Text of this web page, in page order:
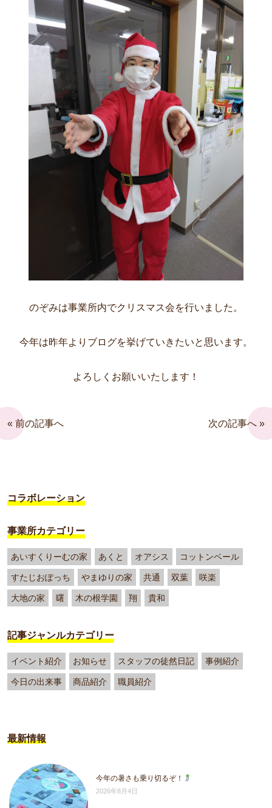
のぞみは事業所内でクリスマス会を行いました。
今年は昨年よりブログを挙げていきたいと思います。
よろしくお願いいたします！
« 前の記事へ 次の記事へ »
コラボレーション
事業所カテゴリー
あいすくりーむの家 あくと オアシス コットンベール
すたじおぽっち やまゆりの家 共通 双葉 咲楽
大地の家 曙 木の根学園 翔 貴和
記事ジャンルカテゴリー
イベント紹介 お知らせ スタッフの徒然日記 事例紹介
今日の出来事 商品紹介 職員紹介
最新情報
今年の暑さも乗り切るぞ！
2026年8月4日